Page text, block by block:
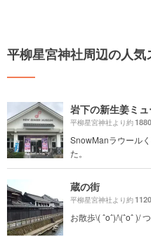
平柳星宮神社周辺の人気
岩下の新生姜ミ
平柳星宮神社より約
SnowManラウール
た。
蔵の街
平柳星宮神社より約
お散歩\( ˆoˆ)/\(ˆoˆ )/